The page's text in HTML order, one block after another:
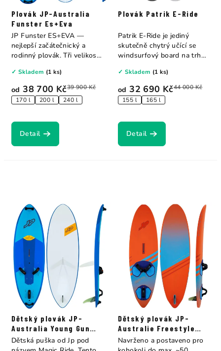
Plovák JP-Australia
Funster Es+Eva
od 38 700 Kč39 900 Kč
170 l 200 l 240 l
✓ Skladem (1 ks)
Detail
JP Funster ES+EVA —
nejlepší začátečnický a
rodinný plovák. Tři velikosti:
Plovák Patrik E-Ride
od 32 690 Kč44 000 Kč
155 l 165 l
✓ Skladem (1 ks)
Detail
Patrik E-Ride je jediný
skutečně chytrý učící se
windsurfový board na trhu
Dětský plovák JP-
Australia Young Gun
Magic Ride Es+Eva
Dětská puška od Jp pod
Dětský plovák JP-
Australie Freestyle
Young Gun
Navrženo a postaveno pro